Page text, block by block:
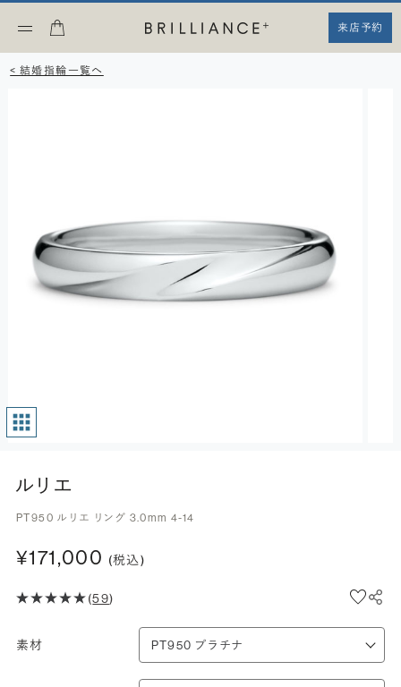
来店予約
< 結婚指輪一覧へ
ルリエ
PT950 ルリエ リング 3.0mm 4-14
¥171,000 (税込)
(59)
素材